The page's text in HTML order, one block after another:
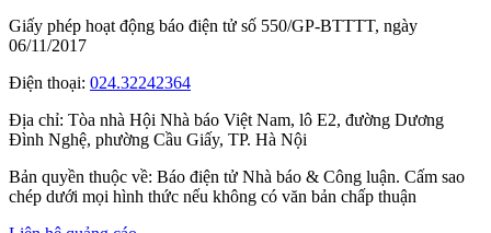
Giấy phép hoạt động báo điện tử số 550/GP-BTTTT, ngày
06/11/2017
Điện thoại: 024.32242364
Địa chỉ: Tòa nhà Hội Nhà báo Việt Nam, lô E2, đường Dương
Đình Nghệ, phường Cầu Giấy, TP. Hà Nội
Bản quyền thuộc về: Báo điện tử Nhà báo & Công luận. Cấm sao
chép dưới mọi hình thức nếu không có văn bản chấp thuận